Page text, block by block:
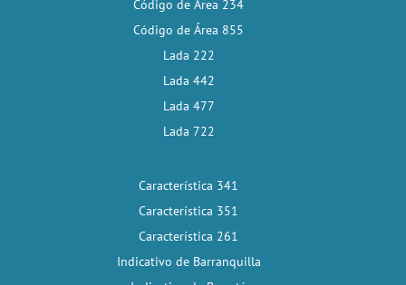
Código de Área 234
Código de Área 855
Lada 222
Lada 442
Lada 477
Lada 722
Característica 341
Característica 351
Característica 261
Indicativo de Barranquilla